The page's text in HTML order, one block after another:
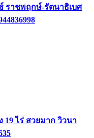
ราชพฤกษ์-รัตนาธิเบศ
ไร่ สวยมาก วิวนา